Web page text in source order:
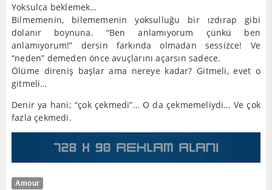
Yoksulca beklemek…
Bilmemenin, bilememenin yoksulluğu bir ızdırap gibi
dolanır boynuna. “Ben anlamıyorum çünkü ben
anlamıyorum!” dersin farkında olmadan sessizce! Ve
“neden” demeden önce avuçlarını açarsın sadece.
Ölüme direniş başlar ama nereye kadar? Gitmeli, evet o
gitmeli…
Denir ya hani; “çok çekmedi”… O da çekmemeliydi… Ve çok
fazla çekmedi.
Amour